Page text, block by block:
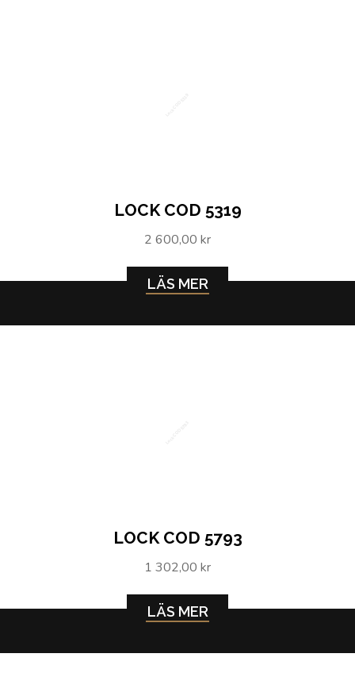
LOCK COD 5319
2 600,00 kr
LÄS MER
LOCK COD 5793
1 302,00 kr
LÄS MER